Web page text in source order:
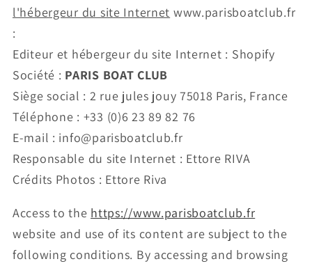
l'hébergeur du site Internet www.parisboatclub.fr
:
Editeur et hébergeur du site Internet : Shopify
Société : PARIS BOAT CLUB
Siège social : 2 rue jules jouy 75018 Paris, France
Téléphone : +33 (0)6 23 89 82 76
E-mail : info@parisboatclub.fr
Responsable du site Internet : Ettore RIVA
Crédits Photos : Ettore Riva
Access to the https://www.parisboatclub.fr
website and use of its content are subject to the
following conditions. By accessing and browsing